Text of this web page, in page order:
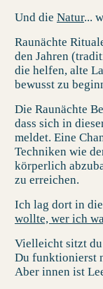
Und die Natur...
Raunächte
den Jahren
die helfen, alte
bewusst zu
Die Raunächte
dass sich in
meldet. Eine
Techniken wie
körperlich
zu erreichen.
Ich lag dort in
wollte, wer ich
Vielleicht sitzt du
Du funktionierst
Aber innen ist